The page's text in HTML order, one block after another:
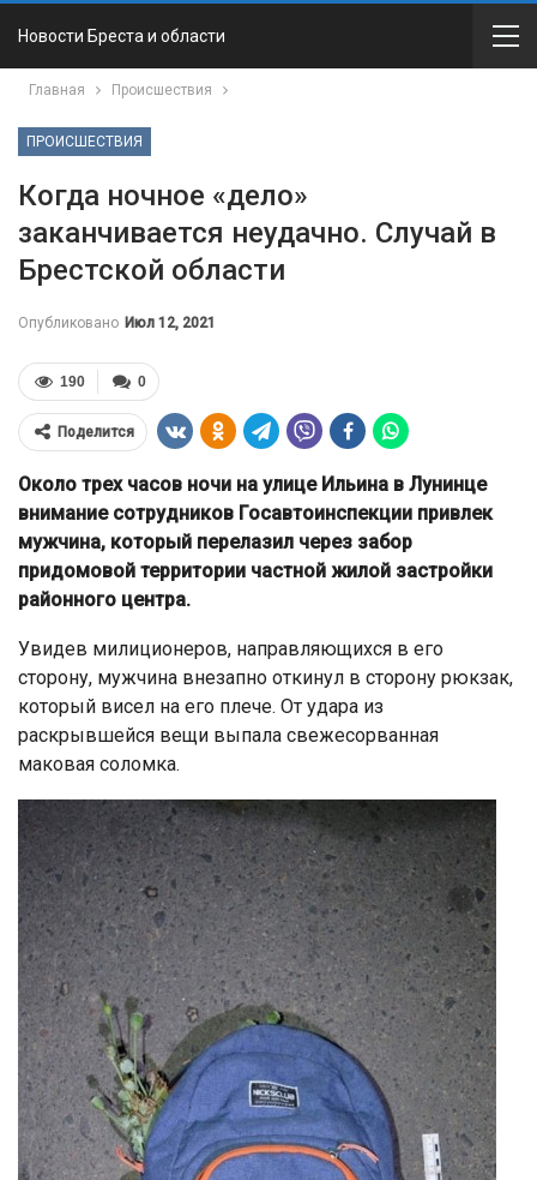
Новости Бреста и области
Главная Происшествия
ПРОИСШЕСТВИЯ
Когда ночное «дело»
заканчивается неудачно. Случай в
Брестской области
Опубликовано Июл 12, 2021
0
190
Поделится
Около трех часов ночи на улице Ильина в Лунинце
внимание сотрудников Госавтоинспекции привлек
мужчина, который перелазил через забор
придомовой территории частной жилой застройки
районного центра.
Увидев милиционеров, направляющихся в его
сторону, мужчина внезапно откинул в сторону рюкзак,
который висел на его плече. От удара из
раскрывшейся вещи выпала свежесорванная
маковая соломка.